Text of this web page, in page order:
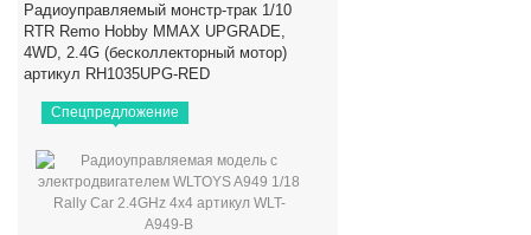
Радиоуправляемый монстр-трак 1/10
RTR Remo Hobby MMAX UPGRADE,
4WD, 2.4G (бесколлекторный мотор)
артикул RH1035UPG-RED
Спецпредложение